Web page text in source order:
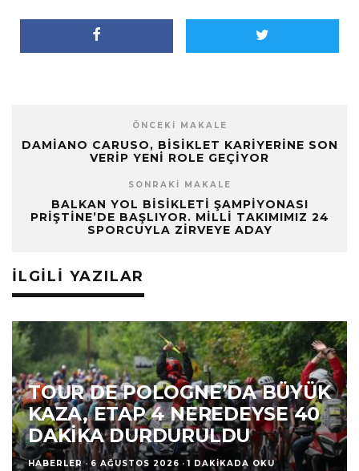
ÖNCEKI MAKALE
DAMIANO CARUSO, BISIKLET KARIYERINE SON
VERIP YENI ROLE GEÇIYOR
SONRAKI MAKALE
BALKAN YOL BISIKLETI ŞAMPIYONASI
PRIŞTINE’DE BAŞLIYOR. MILLI TAKIMIMIZ 24
SPORCUYLA ZIRVEYE ADAY
İLGILI YAZILAR
TOUR DE POLOGNE’DA BÜYÜK
KAZA, ETAP 4 NEREDEYSE 40
DAKIKA DURDURULDU
HABERLER · 6 AĞUSTOS 2026 · 1 DAKIKADA OKU